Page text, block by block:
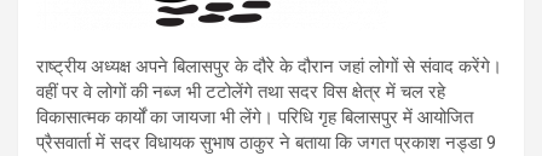
राष्ट्रीय अध्यक्ष अपने बिलासपुर के दौरे के दौरान जहां लोगों से संवाद करेंगे।
वहीं पर वे लोगों की नब्ज भी टटोलेंगे तथा सदर विस क्षेत्र में चल रहे
विकासात्मक कार्यों का जायजा भी लेंगे। परिधि गृह बिलासपुर में आयोजित
प्रैसवार्ता में सदर विधायक सुभाष ठाकुर ने बताया कि जगत प्रकाश नड्डा 9